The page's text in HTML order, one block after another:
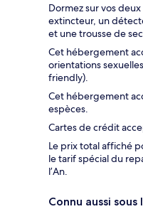
Dormez sur vos
extincteur, un
et une trousse de
Cet hébergement
orientations
friendly).
Cet hébergement
espèces.
Cartes de crédit
Le prix total affiché
le tarif spécial du
l’An.
Connu aussi sous